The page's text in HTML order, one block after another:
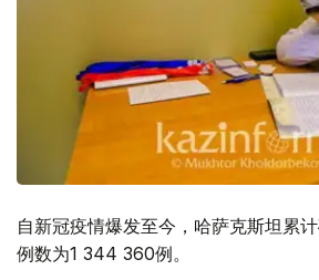
自新冠疫情爆发至今，哈萨克斯坦累
例数为1 344 360例。